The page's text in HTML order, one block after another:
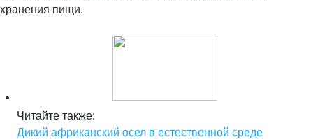
хранения пищи.
Читайте также:
Дикий африканский осел в естественной среде